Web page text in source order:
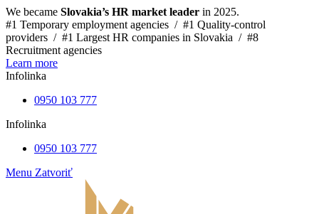
We became Slovakia’s HR market leader in 2025.
#1 Temporary employment agencies / #1 Quality-control
providers / #1 Largest HR companies in Slovakia / #8
Recruitment agencies
Learn more
Infolinka
0950 103 777
Infolinka
0950 103 777
Menu Zatvoriť